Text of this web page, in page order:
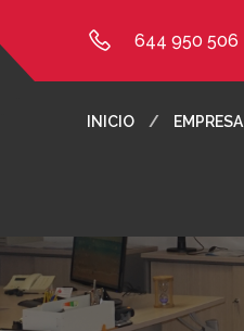
644 950 506
INICIO EMPRESA